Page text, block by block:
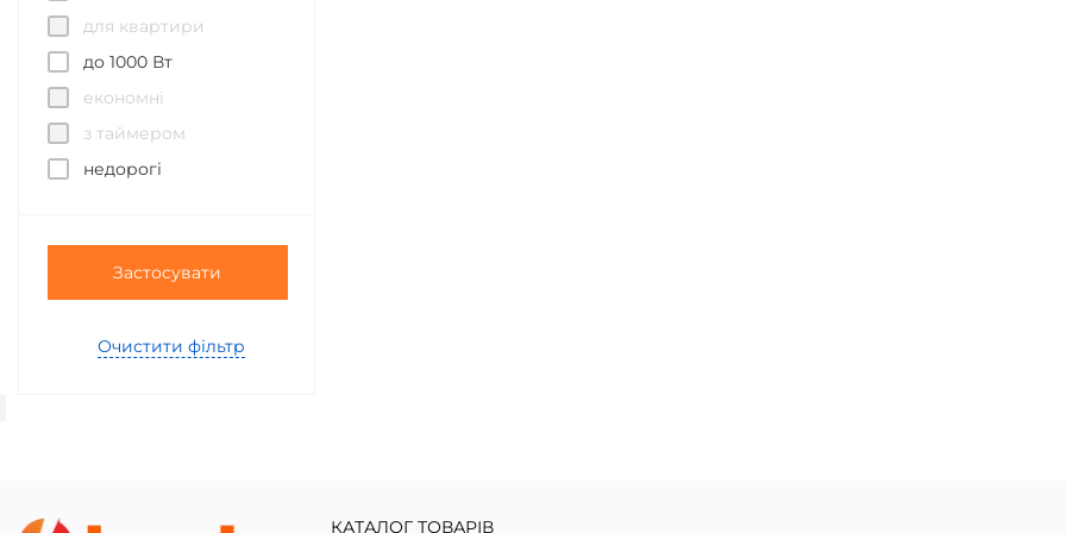
для квартири
до 1000 Вт
економні
з таймером
недорогі
Застосувати
Очистити фільтр
КАТАЛОГ ТОВАРІВ